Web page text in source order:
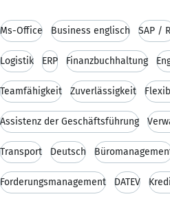
Ms-Office Business englisch SAP /
Logistik ERP Finanzbuchhaltung
Teamfähigkeit Zuverlässigkeit
Assistenz der Geschäftsführung
Transport Deutsch
Forderungsmanagement DATEV